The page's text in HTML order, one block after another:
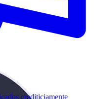
crediticiamente